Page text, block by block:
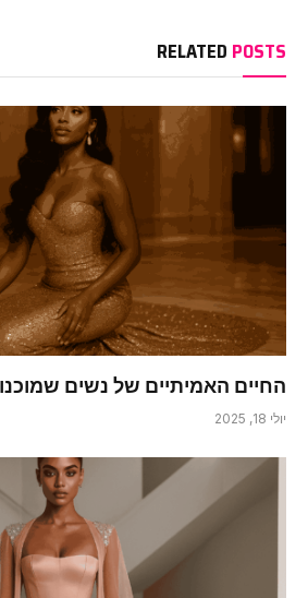
RELATED POSTS
החיים האמיתיים של נשים
יולי 18, 2025